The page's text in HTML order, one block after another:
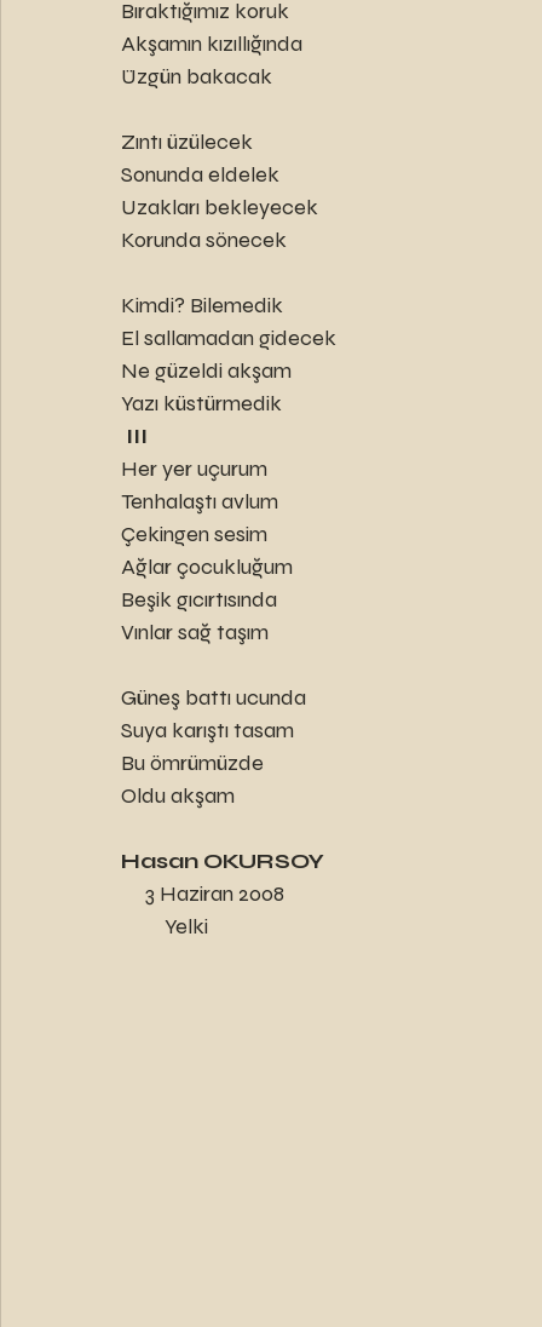
Bıraktığımız koruk
Akşamın kızıllığında
Üzgün bakacak
Zıntı üzülecek
Sonunda eldelek
Uzakları bekleyecek
Korunda sönecek
Kimdi? Bilemedik
El sallamadan gidecek
Ne güzeldi akşam
Yazı küstürmedik
III
Her yer uçurum
Tenhalaştı avlum
Çekingen sesim
Ağlar çocukluğum
Beşik gıcırtısında
Vınlar sağ taşım
Güneş battı ucunda
Suya karıştı tasam
Bu ömrümüzde
Oldu akşam
Hasan OKURSOY
     3 Haziran 2008
         Yelki